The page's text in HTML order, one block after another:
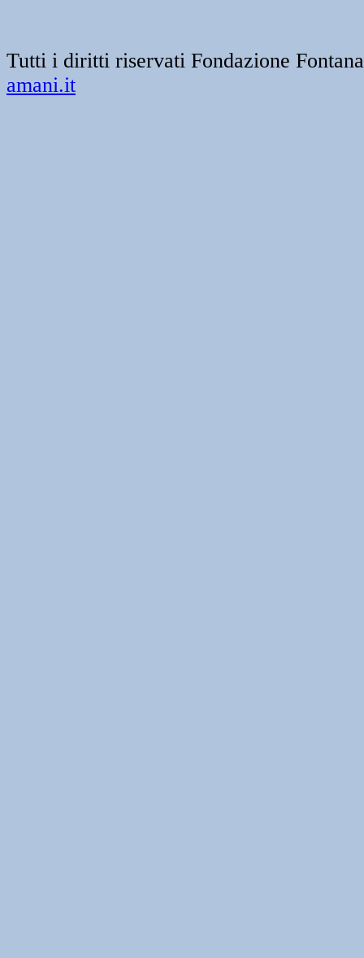
Tutti i diritti riservati Fondazione
amani.it